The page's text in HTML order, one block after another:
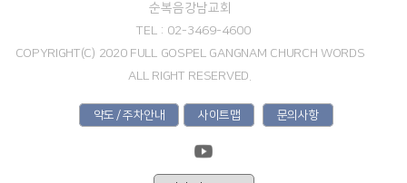
순복음강남교회
TEL : 02-3469-4600
COPYRIGHT(C) 2020 FULL GOSPEL GANGNAM CHURCH WORDS
ALL RIGHT RESERVED.
약도 / 주차안내 사이트맵 문의사항